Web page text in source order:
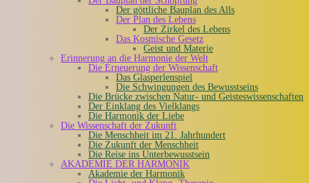
Der göttliche Bauplan des Alls
Der Plan des Lebens
Der Zirkel des Lebens
Das Kosmische Gesetz
Geist und Materie
Erinnerung an die Harmonie der Welt
Die Erneuerung der Wissenschaft
Das Glasperlenspiel
Die Schwingungen des Bewusstseins
Die Brücke zwischen Natur- und Geisteswissenschaften
Der Einklang des Vielklangs
Die Harmonik der Liebe
Die Wissenschaft der Zukunft
Die Menschheit im 21. Jahrhundert
Die Zukunft der Menschheit
Die Reise ins Unterbewusstsein
AKADEMIE DER HARMONIK
Akademie der Harmonik